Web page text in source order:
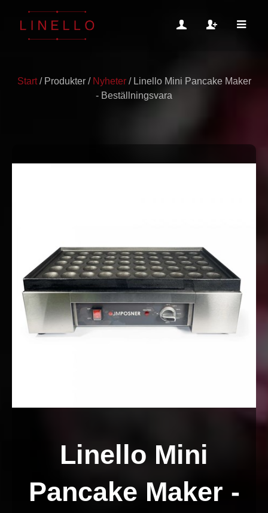
Start / Produkter / Nyheter / Linello Mini Pancake Maker
- Beställningsvara
Linello Mini
Pancake Maker -